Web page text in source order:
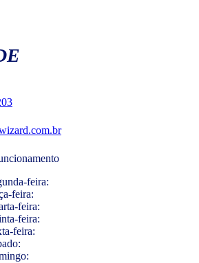
feira:
feira:
feira:
feira:
feira: